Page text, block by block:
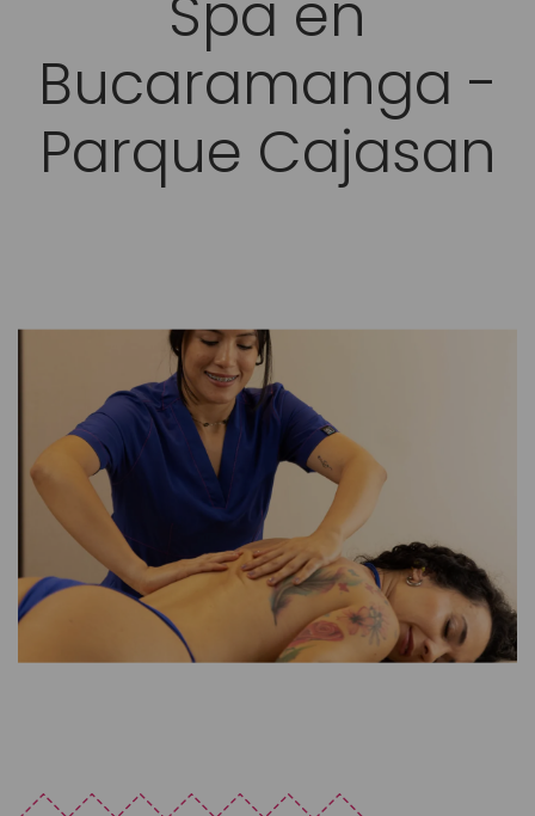
Spa en
Bucaramanga -
Parque Cajasan